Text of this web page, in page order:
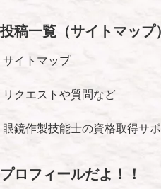
投稿一覧（サイトマップ
サイトマップ
リクエストや質問など
眼鏡作製技能士の資格取得サポ
プロフィールだよ！！